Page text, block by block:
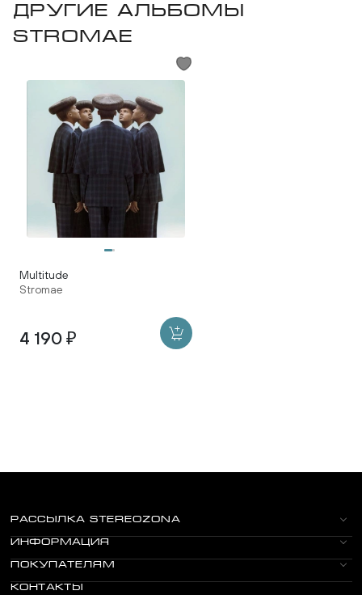
Другие альбомы
Stromae
Stromae
Multitude
4 190 ₽
РАССЫЛКА STEREOZONA
ИНФОРМАЦИЯ
ПОКУПАТЕЛЯМ
КОНТАКТЫ